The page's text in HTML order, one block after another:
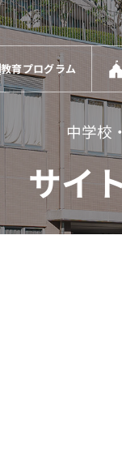
教育プログラム
中学校
サイ